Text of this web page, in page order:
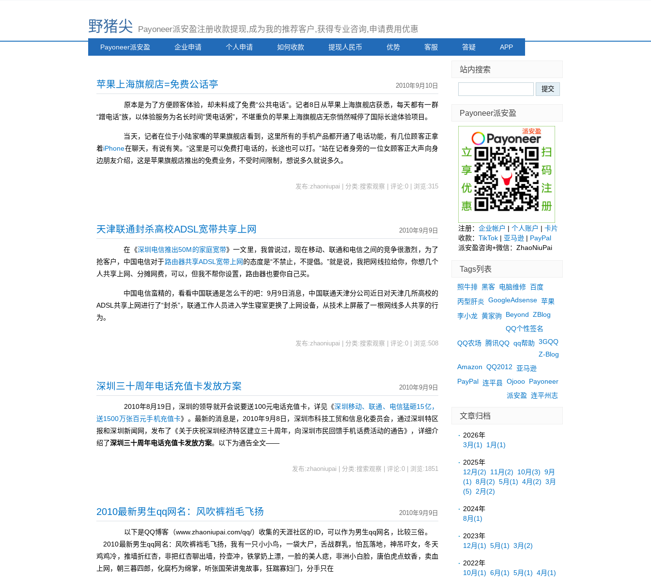
野猪尖 Payoneer派安盈注册收款提现,成为我的推荐客户,获得专业咨询,申请费用优惠
Payoneer派安盈 企业申请 个人申请 如何收款 提现人民币 优势 客服 答疑 APP
2010年9月10日
苹果上海旗舰店=免费公话亭
原本是为了方便顾客体验，却未料成了免费“公共电话”。记者8日从苹果上海旗舰店获悉，每天都有一群
“蹭电话”族，以体验服务为名长时间“煲电话粥”，不堪重负的苹果上海旗舰店无奈悄然喊停了国际长途体验项目。
当天，记者在位于小陆家嘴的苹果旗舰店看到，这里所有的手机产品都开通了电话功能，有几位顾客正拿
着iPhone在聊天，有说有笑。“这里是可以免费打电话的，长途也可以打。”站在记者身旁的一位女顾客正大声向身
边朋友介绍，这是苹果旗舰店推出的免费业务，不受时间限制，想说多久就说多久。
发布:zhaoniupai | 分类:搜索观察 | 评论:0 | 浏览:315
2010年9月9日
天津联通封杀高校ADSL宽带共享上网
在《深圳电信推出50M的家庭宽带》一文里，我曾说过，现在移动、联通和电信之间的竞争很激烈，为了
抢客户，中国电信对于路由器共享ADSL宽带上网的态度是“不禁止，不提倡。”就是说，我把网线拉给你，你想几个
人共享上网、分摊网费，可以，但我不帮你设置，路由器也要你自己买。
中国电信蛮精的，看看中国联通是怎么干的吧：9月9日消息，中国联通天津分公司近日对天津几所高校的
ADSL共享上网进行了“封杀”，联通工作人员进入学生寝室更换了上网设备，从技术上屏蔽了一根网线多人共享的行
为。
发布:zhaoniupai | 分类:搜索观察 | 评论:0 | 浏览:508
2010年9月9日
深圳三十周年电话充值卡发放方案
2010年8月19日，深圳的领导就开会说要送100元电话充值卡，详见《深圳移动、联通、电信猛砸15亿，
送1500万张百元手机充值卡》。最新的消息是，2010年9月8日，深圳市科技工贸和信息化委员会，通过深圳特区
报和深圳新闻网，发布了《关于庆祝深圳经济特区建立三十周年，向深圳市民回馈手机话费活动的通告》，详细介
绍了深圳三十周年电话充值卡发放方案。以下为通告全文——
发布:zhaoniupai | 分类:搜索观察 | 评论:0 | 浏览:1851
2010年9月9日
2010最新男生qq网名：风吹裤裆毛飞扬
以下是QQ博客（www.zhaoniupai.com/qq/）收集的天涯社区的ID，可以作为男生qq网名，比较三俗。
2010最新男生qq网名：风吹裤裆毛飞扬，我有一只小小鸟，一袋大尸，舌战群乳，怕瓦落地，神吊吓女，冬天
鸡鸡冷，推墙折红杏，非把红杏聊出墙，拎壶冲，铁掌奶上漂，一脸的美人痣，非洲小白脸，唐伯虎点蚊香，卖血
上网，朝三暮四郎，化腐朽为绵掌，听张国荣讲鬼故事，狂踹寡妇门，分手只在
站内搜索
Payoneer派安盈
注册： 企业帐户 | 个人账户 | 卡片
收款： TikTok | 亚马逊 | PayPal
派安盈咨询+微信：ZhaoNiuPai
Tags列表
照牛排 黑客 电脑维修 百度
丙型肝炎 GoogleAdsense 苹果
李小龙 黄家驹 Beyond ZBlog
QQ个性签名
QQ农场 腾讯QQ qq帮助 3GQQ
Z-Blog
Amazon QQ2012
亚马逊
PayPal 连平县 Ojooo Payoneer
派安盈 连平州志
文章归档
2026年
3月(1) 1月(1)
2025年
12月(2) 11月(2) 10月(3) 9月
(1) 8月(2) 5月(1) 4月(2) 3月
(5)
2月(2)
2024年
8月(1)
2023年
12月(1) 5月(1) 3月(2)
2022年
10月(1) 6月(1) 5月(1) 4月(1)